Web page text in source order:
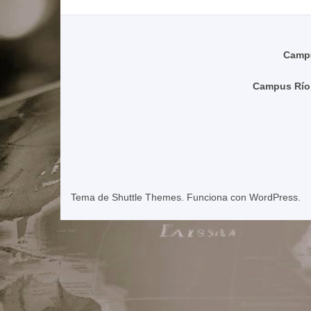
Campus
Tema de Shuttle Themes . Funciona con WordPress